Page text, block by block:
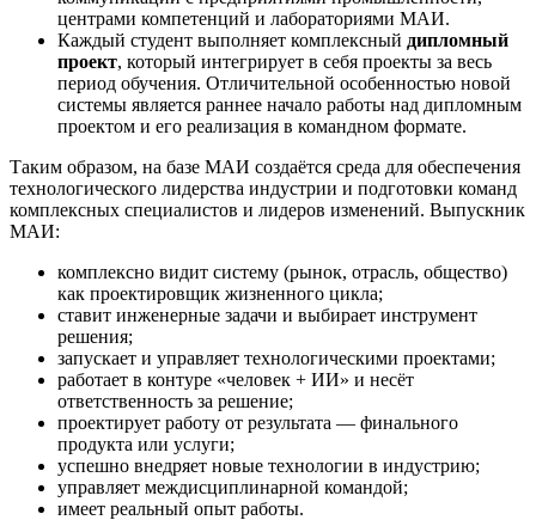
центрами компетенций и лабораториями МАИ.
Каждый студент выполняет комплексный дипломный
проект, который интегрирует в себя проекты за весь
период обучения. Отличительной особенностью новой
системы является раннее начало работы над дипломным
проектом и его реализация в командном формате.
Таким образом, на базе МАИ создаётся среда для обеспечения
технологического лидерства индустрии и подготовки команд
комплексных специалистов и лидеров изменений. Выпускник
МАИ:
комплексно видит систему (рынок, отрасль, общество)
как проектировщик жизненного цикла;
ставит инженерные задачи и выбирает инструмент
решения;
запускает и управляет технологическими проектами;
работает в контуре «человек + ИИ» и несёт
ответственность за решение;
проектирует работу от результата — финального
продукта или услуги;
успешно внедряет новые технологии в индустрию;
управляет междисциплинарной командой;
имеет реальный опыт работы.